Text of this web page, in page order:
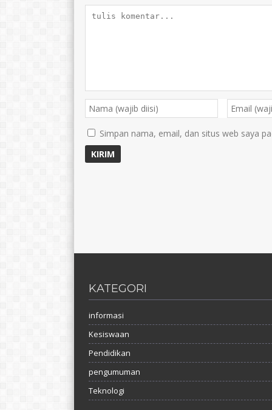
Simpan nama, email, dan situs web saya
KATEGORI
informasi
Kesiswaan
Pendidikan
pengumuman
Teknologi